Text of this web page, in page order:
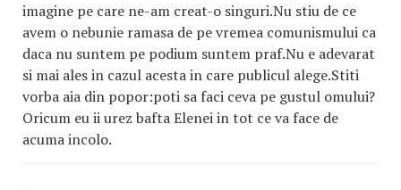
imagine pe care ne-am creat-o singuri.Nu stiu de ce
avem o nebunie ramasa de pe vremea comunismului ca
daca nu suntem pe podium suntem praf.Nu e adevarat
si mai ales in cazul acesta in care publicul alege.Stiti
vorba aia din popor:poti sa faci ceva pe gustul omului?
Oricum eu ii urez bafta Elenei in tot ce va face de
acuma incolo.